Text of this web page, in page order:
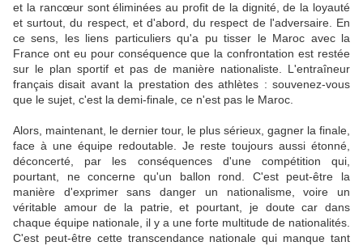
et la rancœur sont éliminées au profit de la dignité, de la loyauté
et surtout, du respect, et d'abord, du respect de l'adversaire. En
ce sens, les liens particuliers qu'a pu tisser le Maroc avec la
France ont eu pour conséquence que la confrontation est restée
sur le plan sportif et pas de manière nationaliste. L'entraîneur
français disait avant la prestation des athlètes : souvenez-vous
que le sujet, c'est la demi-finale, ce n'est pas le Maroc.
Alors, maintenant, le dernier tour, le plus sérieux, gagner la finale,
face à une équipe redoutable. Je reste toujours aussi étonné,
déconcerté, par les conséquences d'une compétition qui,
pourtant, ne concerne qu'un ballon rond. C'est peut-être la
manière d'exprimer sans danger un nationalisme, voire un
véritable amour de la patrie, et pourtant, je doute car dans
chaque équipe nationale, il y a une forte multitude de nationalités.
C'est peut-être cette transcendance nationale qui manque tant